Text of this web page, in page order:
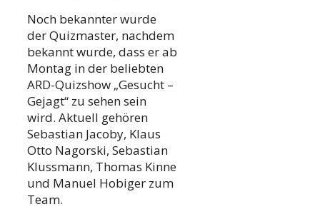
Noch bekannter wurde
der Quizmaster, nachdem
bekannt wurde, dass er ab
Montag in der beliebten
ARD-Quizshow „Gesucht –
Gejagt“ zu sehen sein
wird. Aktuell gehören
Sebastian Jacoby, Klaus
Otto Nagorski, Sebastian
Klussmann, Thomas Kinne
und Manuel Hobiger zum
Team.